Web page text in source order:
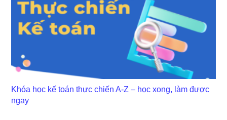
Khóa học kế toán thực chiến A-Z – học xong, làm được
ngay